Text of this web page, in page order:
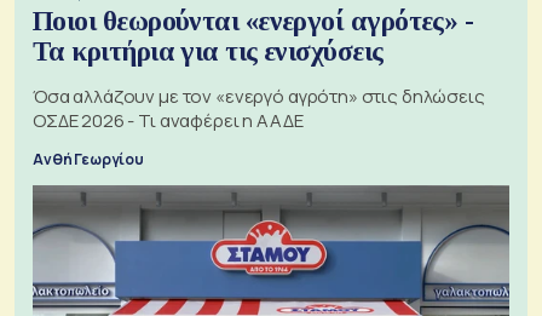
Ποιοι θεωρούνται «ενεργοί αγρότες» -
Τα κριτήρια για τις ενισχύσεις
Όσα αλλάζουν με τον «ενεργό αγρότη» στις δηλώσεις
ΟΣΔΕ 2026 - Τι αναφέρει η ΑΑΔΕ
Ανθή Γεωργίου